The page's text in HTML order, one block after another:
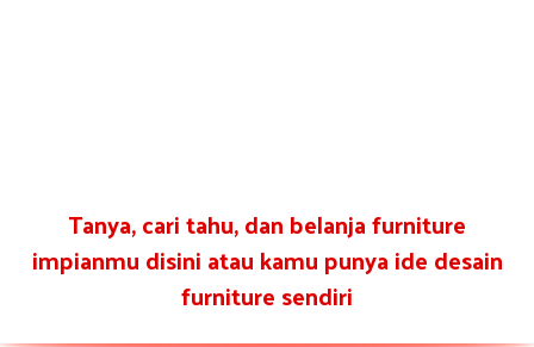
Tanya, cari tahu, dan belanja furniture
impianmu disini atau kamu punya ide desain
furniture sendiri